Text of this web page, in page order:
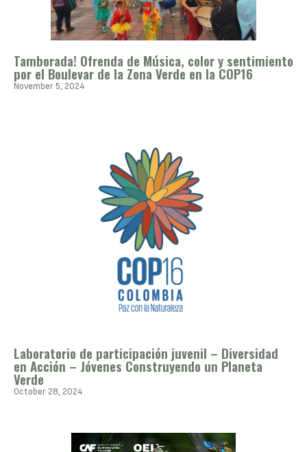
Tamborada! Ofrenda de Música, color y sentimiento
por el Boulevar de la Zona Verde en la COP16
November 5, 2024
Laboratorio de participación juvenil – Diversidad
en Acción – Jóvenes Construyendo un Planeta
Verde
October 28, 2024